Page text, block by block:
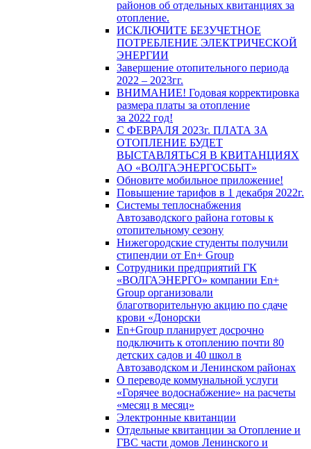
районов об отдельных квитанциях за
отопление.
ИСКЛЮЧИТЕ БЕЗУЧЕТНОЕ
ПОТРЕБЛЕНИЕ ЭЛЕКТРИЧЕСКОЙ
ЭНЕРГИИ
Завершение отопительного периода
2022 – 2023гг.
ВНИМАНИЕ! Годовая корректировка
размера платы за отопление
за 2022 год!
С ФЕВРАЛЯ 2023г. ПЛАТА ЗА
ОТОПЛЕНИЕ БУДЕТ
ВЫСТАВЛЯТЬСЯ В КВИТАНЦИЯХ
АО «ВОЛГАЭНЕРГОСБЫТ»
Обновите мобильное приложение!
Повышение тарифов в 1 декабря 2022г.
Системы теплоснабжения
Автозаводского района готовы к
отопительному сезону
Нижегородские студенты получили
стипендии от En+ Group
Сотрудники предприятий ГК
«ВОЛГАЭНЕРГО» компании En+
Group организовали
благотворительную акцию по сдаче
крови «Донорски
En+Group планирует досрочно
подключить к отоплению почти 80
детских садов и 40 школ в
Автозаводском и Ленинском районах
О переводе коммунальной услуги
«Горячее водоснабжение» на расчеты
«месяц в месяц»
Электронные квитанции
Отдельные квитанции за Отопление и
ГВС части домов Ленинского и